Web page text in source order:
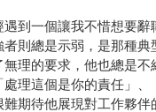
到一個讓我不惜想要辭
者則總是示弱，是那種典
理的要求，他也總是不
理這個是你的責任」、
期待他展現對工作夥伴